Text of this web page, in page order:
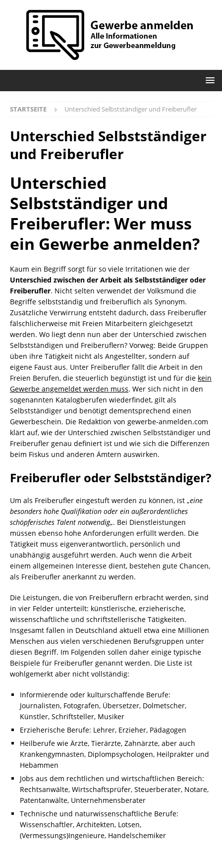
STARTSEITE Unterschied Selbstständiger und Freiberufler
Unterschied Selbstständiger
und Freiberufler
Unterschied
Selbstständiger und
Freiberufler: Wer muss
ein Gewerbe anmelden?
Kaum ein Begriff sorgt für so viele Irritationen wie der
Unterschied zwischen der Arbeit als Selbstständiger oder
Freiberufler. Nicht selten verwendet der Volksmund die
Begriffe selbstständig und freiberuflich als Synonym.
Zusätzliche Verwirrung entsteht dadurch, dass Freiberufler
fälschlicherweise mit Freien Mitarbeitern gleichgesetzt
werden. Wo liegt denn nun aber der Unterschied zwischen
Selbstständigen und Freiberuflern? Vorweg: Beide Gruppen
üben ihre Tätigkeit nicht als Angestellter, sondern auf
eigene Faust aus. Unter Freiberufler fällt die Arbeit in den
Freien Berufen, die steuerlich begünstigt ist und für die kein
Gewerbe angemeldet werden muss. Wer sich nicht in den
sogenannten Katalogberufen wiederfindet, gilt als
Selbstständiger und benötigt dementsprechend einen
Gewerbeschein. Die Redaktion von gewerbe-anmelden.com
klärt auf, wie der Unterschied zwischen Selbstständiger und
Freiberufler genau definiert ist und wie sich die Differenzen
beim Fiskus und anderen Ämtern auswirken.
Freiberufler oder Selbstständiger?
Um als Freiberufler eingestuft werden zu können, ist „eine
besonders hohe Qualifikation oder ein außerordentliches
schöpferisches Talent notwendig„. Bei Dienstleistungen
müssen ebenso hohe Anforderungen erfüllt werden. Die
Tätigkeit muss eigenverantwortlich, persönlich und
unabhängig ausgeführt werden. Auch wenn die Arbeit
einem allgemeinen Interesse dient, bestehen gute Chancen,
als Freiberufler anerkannt zu werden.
Die Leistungen, die von Freiberuflern erbracht werden, sind
in vier Felder unterteilt: künstlerische, erzieherische,
wissenschaftliche und schriftstellerische Tätigkeiten.
Insgesamt fallen in Deutschland aktuell etwa eine Millionen
Menschen aus vielen verschiedenen Berufsgruppen unter
diesen Begriff. Im Folgenden sollen daher einige typische
Beispiele für Freiberufler genannt werden. Die Liste ist
wohlgemerkt aber nicht vollständig:
Informierende oder kulturschaffende Berufe:
Journalisten, Fotografen, Übersetzer, Dolmetscher,
Künstler, Schriftsteller, Musiker
Erzieherische Berufe: Lehrer, Erzieher, Pädagogen
Heilberufe wie Ärzte, Tierärzte, Zahnärzte, aber auch
Krankengymnasten, Diplompsychologen, Heilprakter und
Hebammen
Jobs aus dem rechtlichen und wirtschaftlichen Bereich:
Rechtsanwälte, Wirtschaftsprüfer, Steuerberater, Notare,
Patentanwälte, Unternehmensberater
Technische und naturwissenschaftliche Berufe:
Wissenschaftler, Architekten, Lotsen,
(Vermessungs)Ingenieure, Handelschemiker